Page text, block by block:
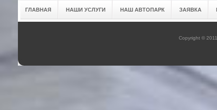
ГЛАВНАЯ НАШИ УСЛУГИ НАШ АВТОПАРК ЗАЯВКА
Copyright ©